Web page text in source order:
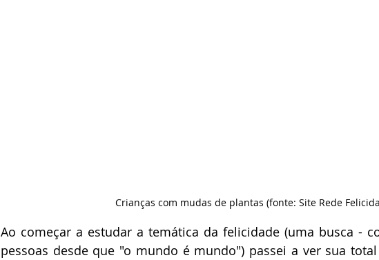
Crianças com mudas de plantas (fonte: Site Rede
Ao começar a estudar a temática da felicidade (uma busca -
pessoas desde que "o mundo é mundo") passei a ver sua